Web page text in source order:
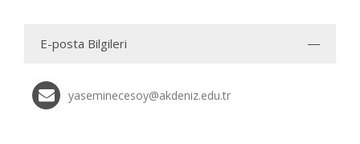
E-posta Bilgileri
yaseminecesoy@akdeniz.edu.tr